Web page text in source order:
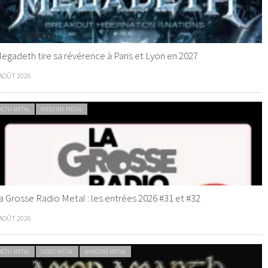
tire sa révérence à Paris et Lyon en 2027
2026
METAL WEBZINE METAL
Grosse Radio Metal : les entrées 2026 #31 et #32
2026
METAL VIDEO METAL WEBZINE METAL